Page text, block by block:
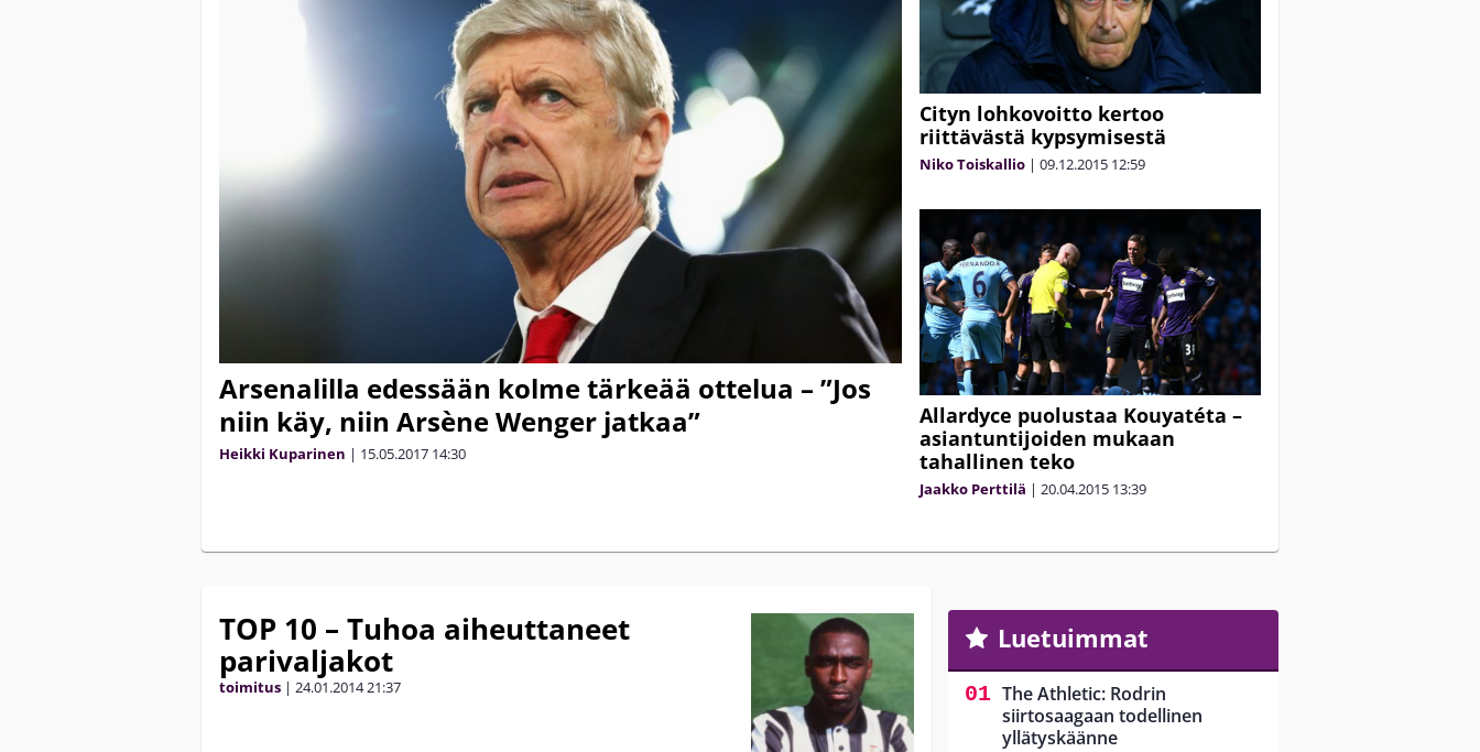
Arsenalilla edessään kolme tärkeää ottelua – ”Jos
niin käy, niin Arsène Wenger jatkaa”
Heikki Kuparinen | 15.05.2017 14:30
Cityn lohkovoitto kertoo
riittävästä kypsymisestä
Niko Toiskallio | 09.12.2015 12:59
Allardyce puolustaa Kouyatéta –
asiantuntijoiden mukaan
tahallinen teko
Jaakko Perttilä | 20.04.2015 13:39
TOP 10 – Tuhoa aiheuttaneet
parivaljakot
toimitus | 24.01.201421:37
Luetuimmat
The Athletic: Rodrin
siirtosaagaan todellinen
yllätyskäänne